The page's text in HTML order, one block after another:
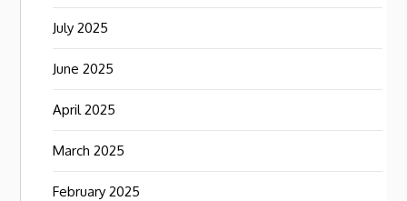
July 2025
June 2025
April 2025
March 2025
February 2025